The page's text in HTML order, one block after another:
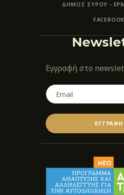
ΔΗΜΟΣ ΣΥΡΟΥ -
FACEBOOK
Εγγραφή στο
ΕΓΓΡΑΦΗ